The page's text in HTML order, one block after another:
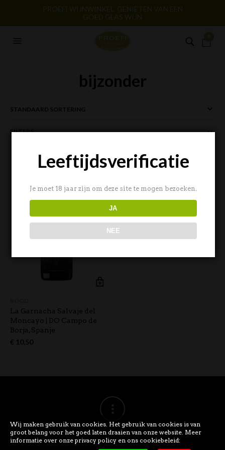
PROEF! WIJNWINKEL. GENIETEN VAN EEN
GOED GLAS WIJN
bijzonder
FILTERS
La Garnacha Salvaje del
Moncayo | DO Campo de
Borja, Spanje
€ 10,50
Wij maken gebruik van cookies. Het gebruik van cookies is van
groot belang voor het goed laten draaien van onze website. Meer
informatie over onze privacy policy en ons cookiebeleid:
Leeftijdsverificatie
Je moet 18 jaar zijn om deze site te mogen bezoeken.
JA
NEE